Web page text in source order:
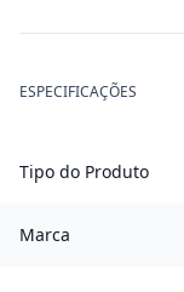
ESPECIFICAÇÕES
Tipo do Produto
Marca